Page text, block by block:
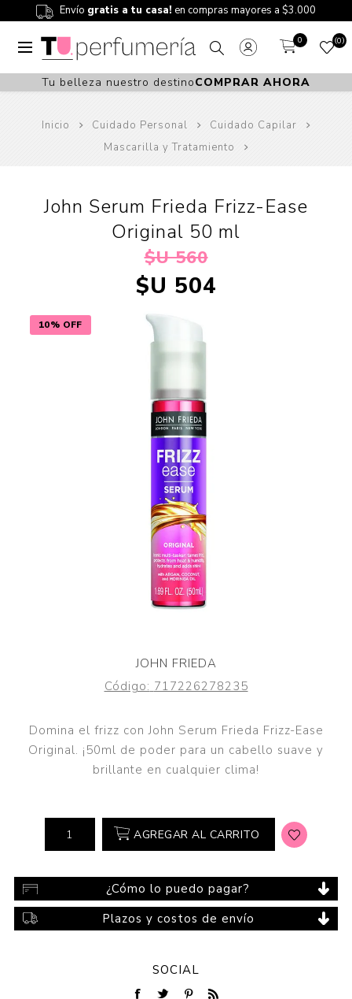
Envío gratis a tu casa! en compras mayores a $3.000
0 0
Tu belleza nuestro destinoCOMPRAR AHORA
Inicio Cuidado Personal
Cuidado Capilar
Mascarilla y Tratamiento
10% OFF
John Serum Frieda Frizz-Ease
Original 50 ml
$U 560
$U 504
JOHN FRIEDA
Código: 717226278235
Domina el frizz con John Serum Frieda Frizz-Ease
Original. ¡50ml de poder para un cabello suave y
brillante en cualquier clima!
AGREGAR AL CARRITO
¿Cómo lo puedo pagar?
Plazos y costos de envío
SOCIAL